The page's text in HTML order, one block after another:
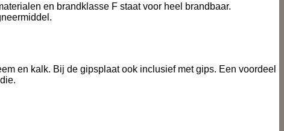
en brandklasse F staat voor heel brandbaar.
en kalk. Bij de gipsplaat ook inclusief met gips. Een voordeel